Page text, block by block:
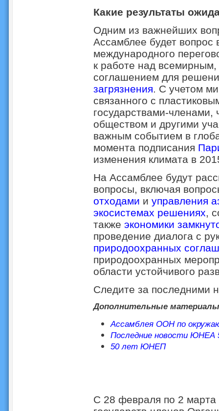
Какие результаты
Одним из важнейших
Ассамблее будет вопрос
международного
к работе над
соглашением для
загрязнения. С учетом
связанного с
государствами-членами,
обществом и другими
важным событием в
момента подписания
изменения климата в
На Ассамблее будут
вопросы, включая
отходами и управления
экосистемах решениях,
также экономики
проведение диалога с
природоохранных
природоохранных
области устойчивого
Следите за
Дополнительные материалы
Ассамблея ООН по
Последние новости
50 лет ЮНЕП
С 28 февраля по 2 марта